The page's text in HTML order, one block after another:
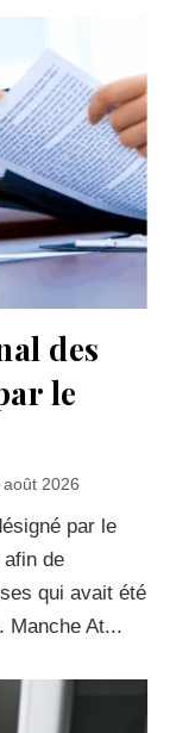
des
le
août 2026
par le
de
qui avait été
Manche At...